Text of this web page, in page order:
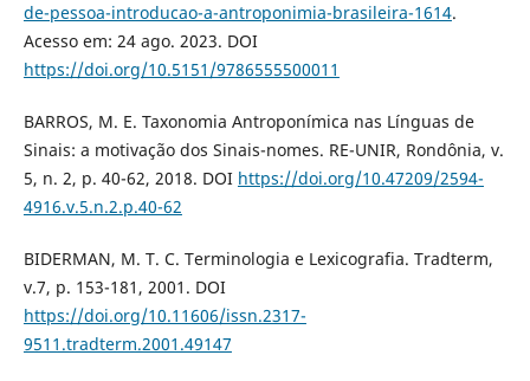
de-pessoa-introducao-a-antroponimia-brasileira-1614.
Acesso em: 24 ago. 2023. DOI
https://doi.org/10.5151/9786555500011
BARROS, M. E. Taxonomia Antroponímica nas Línguas de
Sinais: a motivação dos Sinais-nomes. RE-UNIR, Rondônia, v.
5, n. 2, p. 40-62, 2018. DOI https://doi.org/10.47209/2594-
4916.v.5.n.2.p.40-62
BIDERMAN, M. T. C. Terminologia e Lexicografia. Tradterm,
v.7, p. 153-181, 2001. DOI
https://doi.org/10.11606/issn.2317-
9511.tradterm.2001.49147